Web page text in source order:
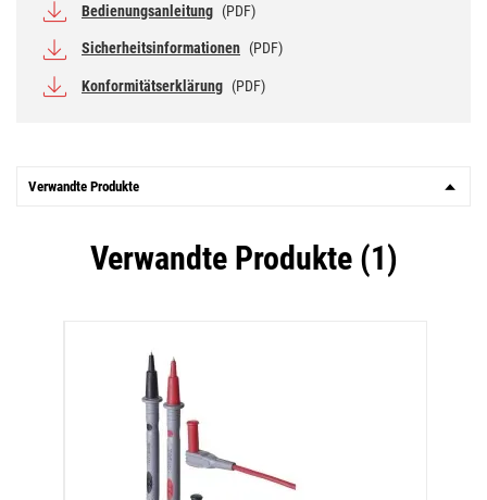
Bedienungsanleitung (PDF)
Sicherheitsinformationen (PDF)
Konformitätserklärung (PDF)
Verwandte Produkte
Verwandte Produkte (1)